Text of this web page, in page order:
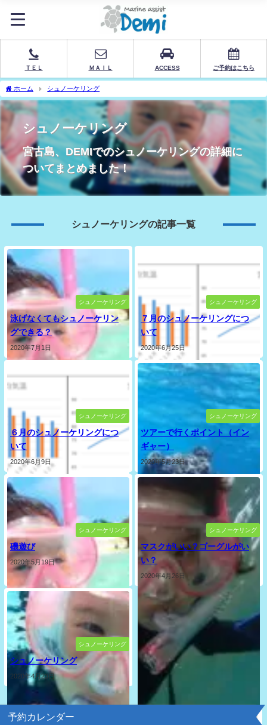
ＴＥＬ ＭＡＩＬ ACCESS ご予約はこちら
ホーム シュノーケリング
シュノーケリング
宮古島、DEMIでのシュノーケリングの詳細に
ついてまとめました！
シュノーケリングの記事一覧
シュノーケリング
泳げなくてもシュノーケリン
グできる？
2020年7月1日
シュノーケリング
７月のシュノーケリングにつ
いて
2020年6月25日
シュノーケリング
６月のシュノーケリングにつ
いて
2020年6月9日
シュノーケリング
ツアーで行くポイント（イン
ギャー）
2020年5月23日
シュノーケリング
磯遊び
2020年5月19日
シュノーケリング
マスクがいい？ゴーグルがい
い？
2020年4月26日
シュノーケリング
シュノーケリング
2020年4月23日
予約カレンダー